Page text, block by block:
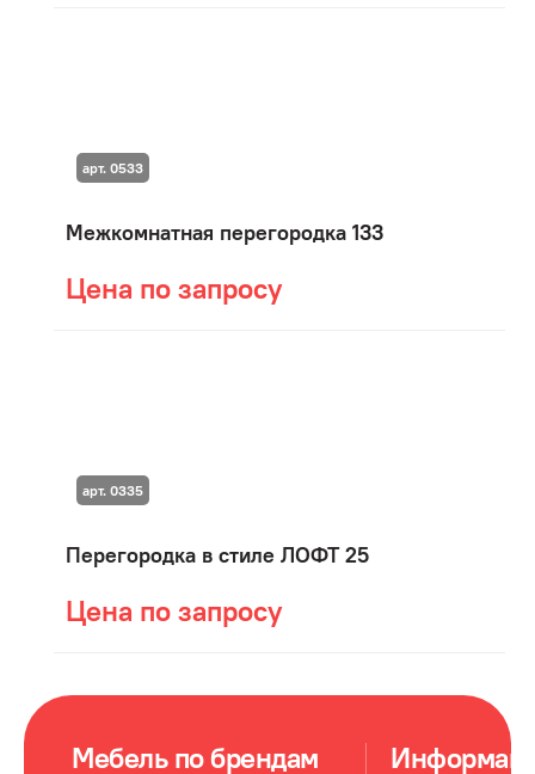
Межкомнатная перегородка 133
Цена по запросу
арт. 0533
Перегородка в стиле ЛОФТ 25
Цена по запросу
арт. 0335
Мебель по брендам